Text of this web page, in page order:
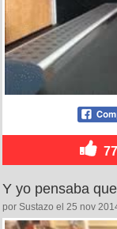
77
Y yo pensaba
por Sustazo el 25 nov